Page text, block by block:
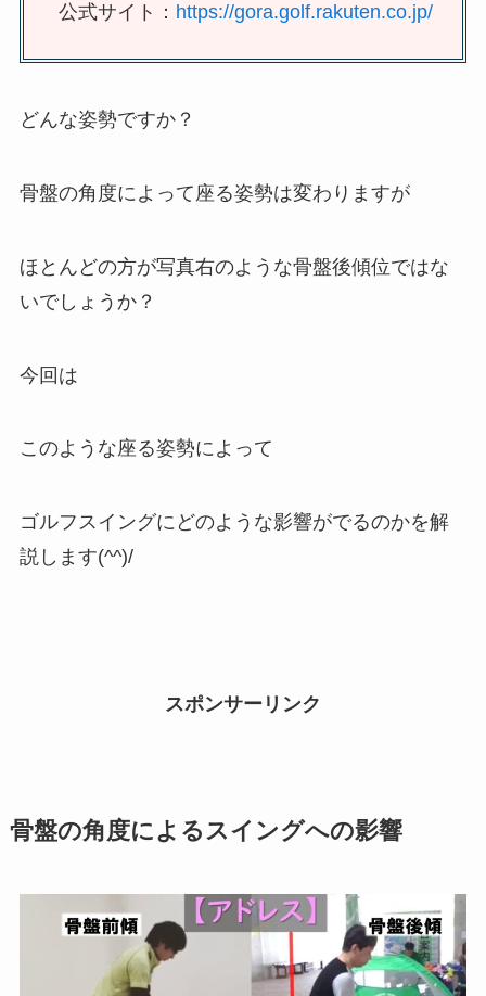
公式サイト： https://gora.golf.rakuten.co.jp/
どんな姿勢ですか？
骨盤の角度によって座る姿勢は変わりますが
ほとんどの方が写真右のような骨盤後傾位ではな
いでしょうか？
今回は
このような座る姿勢によって
ゴルフスイングにどのような影響がでるのかを解
説します(^^)/
スポンサーリンク
骨盤の角度によるスイングへの影響